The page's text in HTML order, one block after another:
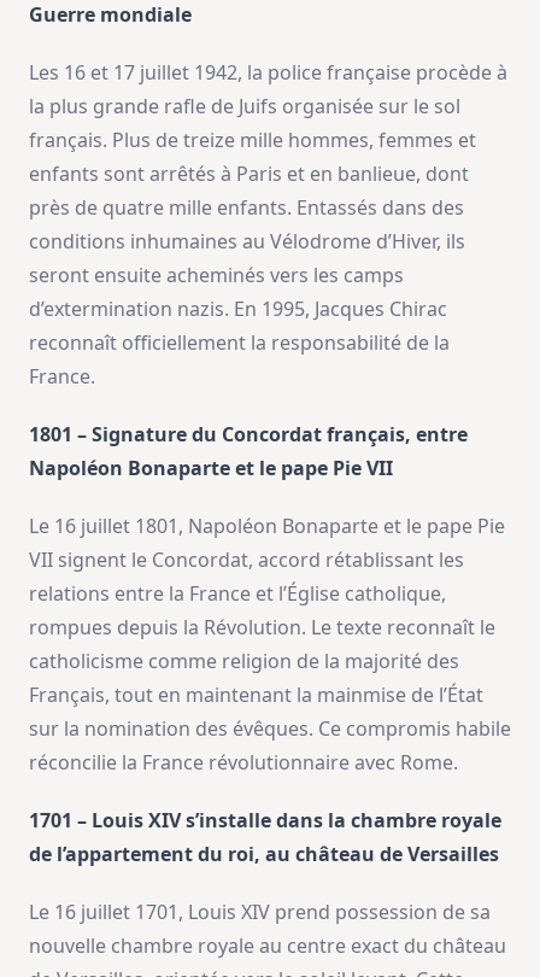
Guerre mondiale
Les 16 et 17 juillet 1942, la police française procède à
la plus grande rafle de Juifs organisée sur le sol
français. Plus de treize mille hommes, femmes et
enfants sont arrêtés à Paris et en banlieue, dont
près de quatre mille enfants. Entassés dans des
conditions inhumaines au Vélodrome d’Hiver, ils
seront ensuite acheminés vers les camps
d’extermination nazis. En 1995, Jacques Chirac
reconnaît officiellement la responsabilité de la
France.
1801 – Signature du Concordat français, entre
Napoléon Bonaparte et le pape Pie VII
Le 16 juillet 1801, Napoléon Bonaparte et le pape Pie
VII signent le Concordat, accord rétablissant les
relations entre la France et l’Église catholique,
rompues depuis la Révolution. Le texte reconnaît le
catholicisme comme religion de la majorité des
Français, tout en maintenant la mainmise de l’État
sur la nomination des évêques. Ce compromis habile
réconcilie la France révolutionnaire avec Rome.
1701 – Louis XIV s’installe dans la chambre royale
de l’appartement du roi, au château de Versailles
Le 16 juillet 1701, Louis XIV prend possession de sa
nouvelle chambre royale au centre exact du château